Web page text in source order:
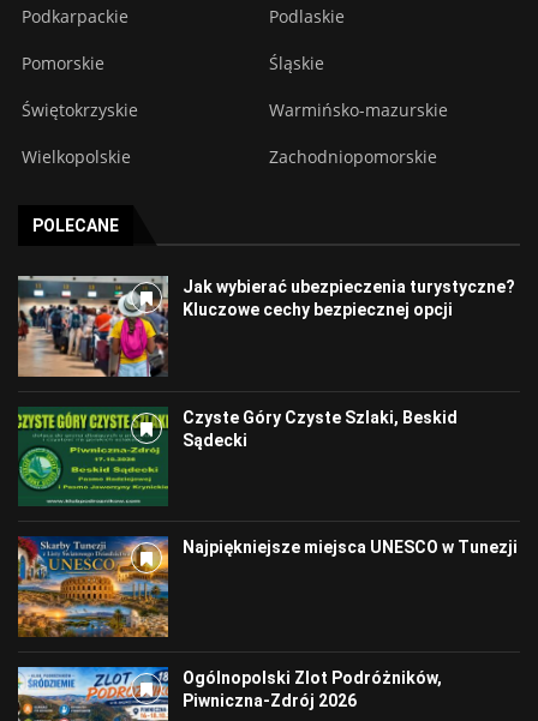
Podkarpackie Podlaskie
Pomorskie Śląskie
Świętokrzyskie Warmińsko-mazurskie
Wielkopolskie Zachodniopomorskie
POLECANE
Jak wybierać ubezpieczenia turystyczne?
Kluczowe cechy bezpiecznej opcji
Czyste Góry Czyste Szlaki, Beskid
Sądecki
Najpiękniejsze miejsca UNESCO w Tunezji
Ogólnopolski Zlot Podróżników,
Piwniczna-Zdrój 2026